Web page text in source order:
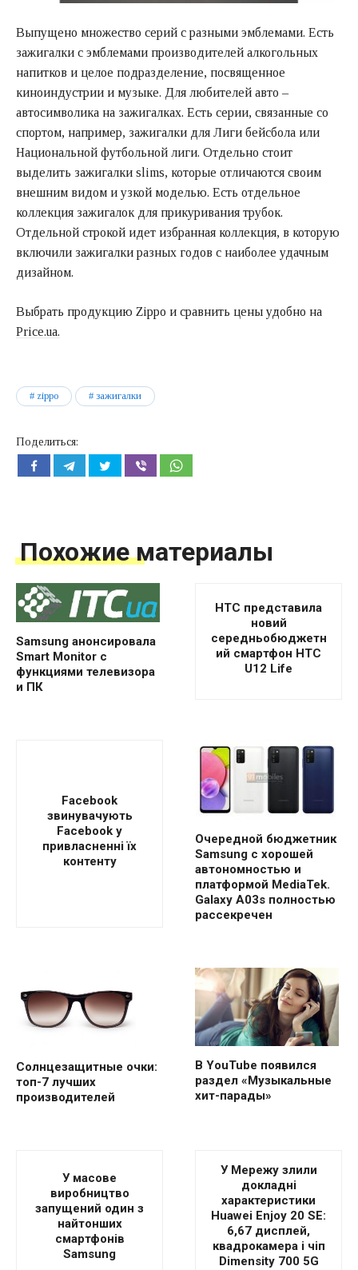
Выпущено множество серий с разными эмблемами. Есть
зажигалки с эмблемами производителей алкогольных
напитков и целое подразделение, посвященное
киноиндустрии и музыке. Для любителей авто –
автосимволика на зажигалках. Есть серии, связанные со
спортом, например, зажигалки для Лиги бейсбола или
Национальной футбольной лиги. Отдельно стоит
выделить зажигалки slims, которые отличаются своим
внешним видом и узкой моделью. Есть отдельное
коллекция зажигалок для прикуривания трубок.
Отдельной строкой идет избранная коллекция, в которую
включили зажигалки разных годов с наиболее удачным
дизайном.
Выбрать продукцию Zippo и сравнить цены удобно на
Price.ua.
zippo зажигалки
Поделиться:
Похожие материалы
Samsung анонсировала
Smart Monitor с
функциями телевизора
и ПК
HTC представила
новий
середньобюджетн
ий смартфон HTC
U12 Life
Facebook
звинувачують
Facebook у
привласненні їх
контенту
Очередной бюджетник
Samsung с хорошей
автономностью и
платформой MediaTek.
Galaxy A03s полностью
рассекречен
Солнцезащитные очки:
топ-7 лучших
производителей
В YouTube появился
раздел «Музыкальные
хит-парады»
У масове
виробництво
запущений один з
найтонших
смартфонів
Samsung
У Мережу злили
докладні
характеристики
Huawei Enjoy 20 SE:
6,67 дисплей,
квадрокамера і чіп
Dimensity 700 5G